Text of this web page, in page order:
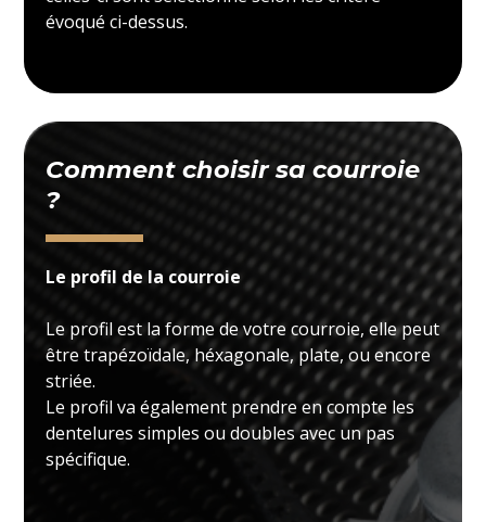
évoqué ci-dessus.
Comment choisir sa courroie
?
Le profil de la courroie
Le profil est la forme de votre courroie, elle peut
être trapézoïdale, héxagonale, plate, ou encore
striée.
Le profil va également prendre en compte les
dentelures simples ou doubles avec un pas
spécifique.